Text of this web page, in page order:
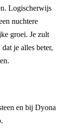
Logischerwijs
nuchtere
groei. Je zult
je alles beter,
en bij Dyona